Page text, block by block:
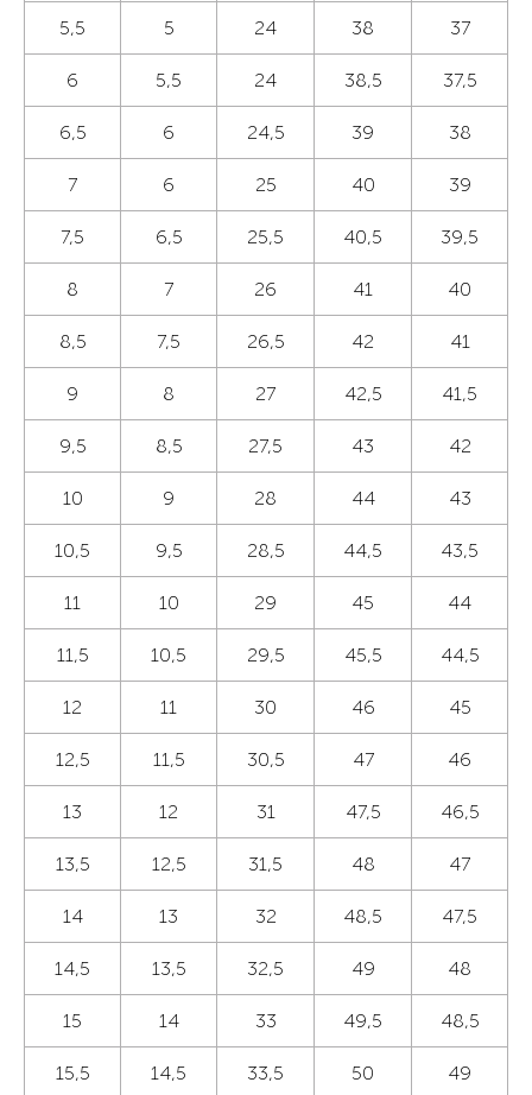
5,5 5 24 38 37
6 5,5 24 38,5 37,5
6,5 6 24,5 39 38
7 6 25 40 39
7,5 6,5 25,5 40,5 39,5
8 7 26 41 40
8,5 7,5 26,5 42 41
9 8 27 42,5 41,5
9,5 8,5 27,5 43 42
10 9 28 44 43
10,5 9,5 28,5 44,5 43,5
11 10 29 45 44
11,5 10,5 29,5 45,5 44,5
12 11 30 46 45
12,5 11,5 30,5 47 46
13 12 31 47,5 46,5
13,5 12,5 31,5 48 47
14 13 32 48,5 47,5
14,5 13,5 32,5 49 48
15 14 33 49,5 48,5
15,5 14,5 33,5 50 49